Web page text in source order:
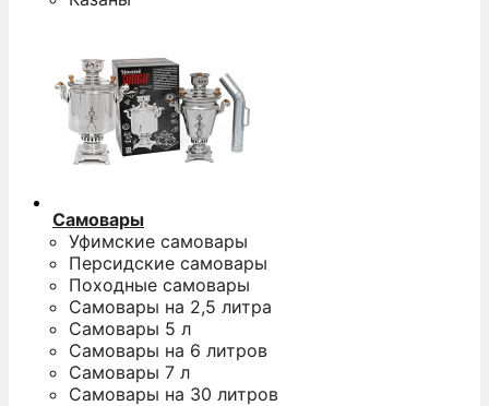
Самовары
Уфимские самовары
Персидские самовары
Походные самовары
Самовары на 2,5 литра
Самовары 5 л
Самовары на 6 литров
Самовары 7 л
Самовары на 30 литров